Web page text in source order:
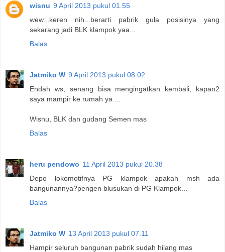
wisnu 9 April 2013 pukul 01.55
wew...keren nih...berarti pabrik gula posisinya yang
sekarang jadi BLK klampok yaa...
Balas
Jatmiko W 9 April 2013 pukul 08.02
Endah ws, senang bisa mengingatkan kembali, kapan2
saya mampir ke rumah ya ...
Wisnu, BLK dan gudang Semen mas
Balas
heru pendowo 11 April 2013 pukul 20.38
Depo lokomotifnya PG klampok apakah msh ada
bangunannya?pengen blusukan di PG Klampok...
Balas
Jatmiko W 13 April 2013 pukul 07.11
Hampir seluruh bangunan pabrik sudah hilang mas